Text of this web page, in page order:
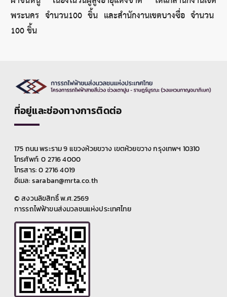
พระนคร จำนวน100 ชิ้น และสำนักงานเขตบางซื่อ จำนวน
100 ชิ้น
ที่อยู่และช่องทางการติดต่อ
175 ถนน พระราม 9 แขวงห้วยขวาง เขตห้วยขวาง กรุงเทพฯ 10310
โทรศัพท์: 0 2716 4000
โทรสาร: 0 2716 4019
อีเมล: saraban@mrta.co.th
© สงวนลิขสิทธิ์ พ.ศ.2569
การรถไฟฟ้าขนส่งมวลชนแห่งประเทศไทย